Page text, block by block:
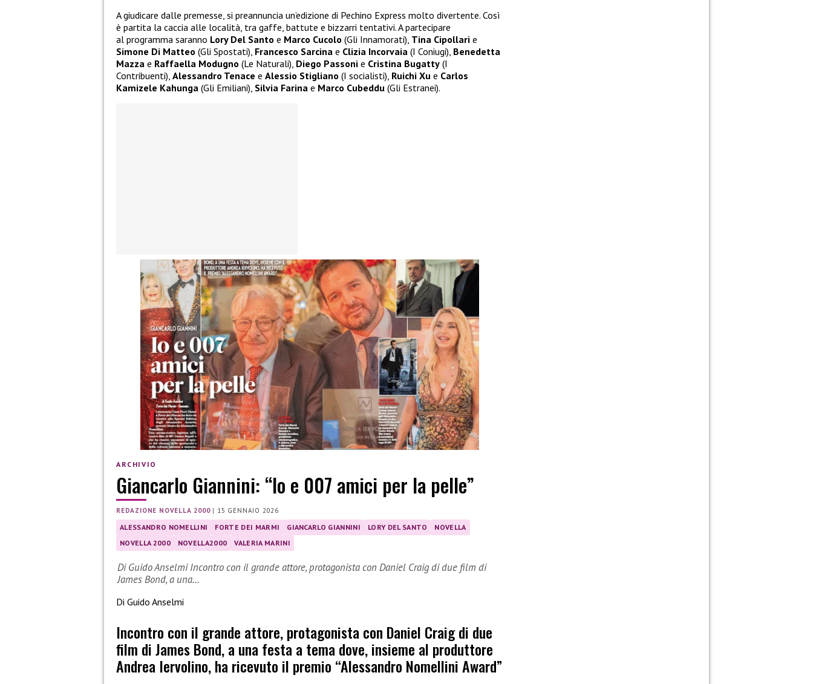
A giudicare dalle premesse, si preannuncia un’edizione di Pechino Express molto divertente. Così
è partita la caccia alle località, tra gaffe, battute e bizzarri tentativi. A partecipare
al programma saranno Lory Del Santo e Marco Cucolo (Gli Innamorati), Tina Cipollari e
Simone Di Matteo (Gli Spostati), Francesco Sarcina e Clizia Incorvaia (I Coniugi), Benedetta
Mazza e Raffaella Modugno (Le Naturali), Diego Passoni e Cristina Bugatty (I
Contribuenti), Alessandro Tenace e Alessio Stigliano (I socialisti), Ruichi Xu e Carlos
Kamizele Kahunga (Gli Emiliani), Silvia Farina e Marco Cubeddu (Gli Estranei).
ARCHIVIO
Giancarlo Giannini: “Io e 007 amici per la pelle”
REDAZIONE NOVELLA 2000| 15 GENNAIO 2026
ALESSANDRO NOMELLINI FORTE DEI MARMI GIANCARLO GIANNINI LORY DEL SANTO
NOVELLA
NOVELLA 2000
NOVELLA2000 VALERIA MARINI
Di Guido Anselmi Incontro con il grande attore, protagonista con Daniel Craig di due film di
James Bond, a una…
Di Guido Anselmi
Incontro con il grande attore, protagonista con Daniel Craig di due
film di James Bond, a una festa a tema dove, insieme al produttore
Andrea Iervolino, ha ricevuto il premio “Alessandro Nomellini Award”